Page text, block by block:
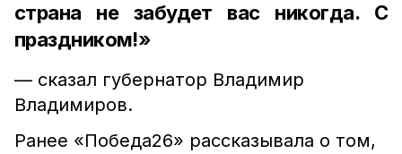
страна не забудет вас никогда. С
праздником!»
— сказал губернатор Владимир
Владимиров.
Ранее «Победа26» рассказывала о том,